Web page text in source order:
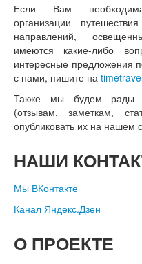
Если Вам
организации
направлений,
имеются какие-либо
интересные предложения
с нами, пишите на
Также мы будем рады
(отзывам, заметкам,
опубликовать их на нашем
НАШИ
Мы ВКонтакте
Канал Яндекс.Дзен
О ПРОЕКТЕ